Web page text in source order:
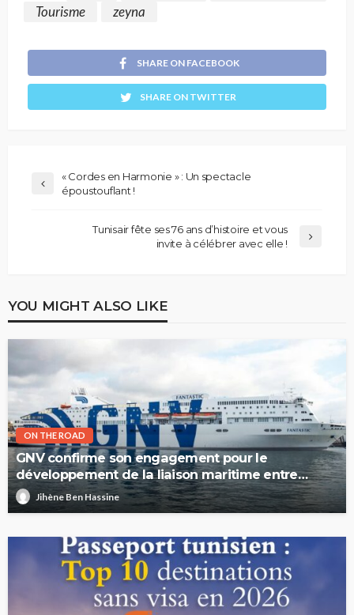
Tourisme
zeyna
SHARE ON FACEBOOK
SHARE ON TWITTER
« Cordes en Harmonie » : Un spectacle
époustouflant !
Tunisair fête ses 76 ans d’histoire et vous
invite à célébrer avec elle !
YOU MIGHT ALSO LIKE
ON THE ROAD
GNV confirme son engagement pour le
développement de la liaison maritime entre
l’Italie et la Tunisie
Jihène Ben Hassine